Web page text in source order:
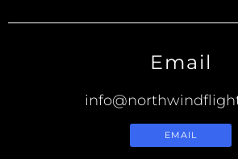
Email
EMAIL